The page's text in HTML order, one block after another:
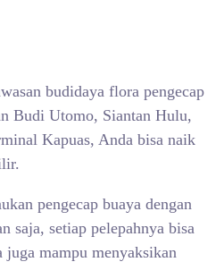
budidaya flora pengecap
Budi Utomo, Siantan Hulu,
Kapuas, Anda bisa naik
pengecap buaya dengan
saja, setiap pelepahnya bisa
mampu menyaksikan